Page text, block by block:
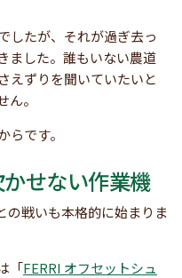
したが、それが過ぎ去っ
ました。誰もいない農道
えずりを聞いていたいと
。
です。
せない作業機
の戦いも本格的に始まりま
「FERRI オフセットシュ